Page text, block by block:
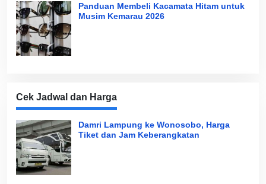
Panduan Membeli Kacamata Hitam untuk
Musim Kemarau 2026
Cek Jadwal dan Harga
Damri Lampung ke Wonosobo, Harga
Tiket dan Jam Keberangkatan